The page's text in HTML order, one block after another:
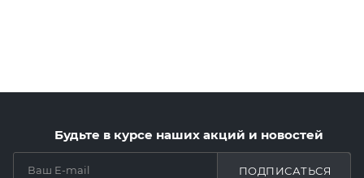
Будьте в курсе наших акций и новостей
ПОДПИСАТЬСЯ